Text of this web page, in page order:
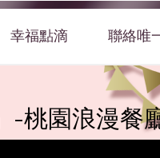
幸福點滴 聯絡唯
-桃園浪漫餐